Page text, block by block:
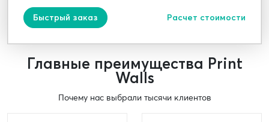
Быстрый заказ Расчет стоимости
Главные преимущества Print
Walls
Почему нас выбрали тысячи клиентов